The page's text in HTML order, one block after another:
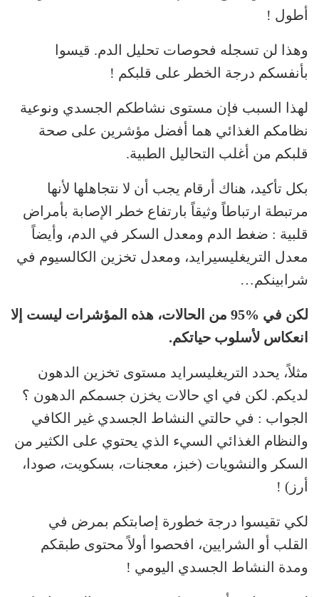
أطول !
وهذا لن تسجله فحوصات تحليل الدم. قيسوا
بأنفسكم درجة الخطر على قلبكم !
لهذا السبب فإن مستوى نشاطكم الجسدي ونوعية
نظامكم الغذائي هما أفضل مؤشرين على صحة
قلبكم من أغلب التحاليل الطبية.
بكل تأكيد، هناك أرقام يجب أن لا نتجاهلها لأنها
مرتبطة ارتباطاً وثيقاً بارتفاع خطر الإصابة بأمراض
قلبية : ضغط الدم ومعدل السكر في الدم، وأيضاً
معدل التريغليسيرايد، ومعدل تخزين الكالسيوم في
شرابينكم…
لكن في %95 من الحالات، هذه المؤشرات ليست إلا
انعكاس لأسلوب حياتكم.
مثلاً، يحدد التريغليسرايد مستوى تخزين الدهون
لديكم. لكن في اي حالات يخزن جسمكم الدهون ؟
الجواب : في حالتي النشاط الجسدي غير الكافي
والنظام الغذائي السيء الذي يحتوي على الكثير من
السكر والنشويات (خبز، معجنات، بسكويت، صودا،
أرز) !
لكي تقيسوا درجة خطورة إصابتكم بمرض في
القلب أو الشرايين، افحصوا أولاً محتوى طبقكم
ومدة النشاط الجسدي اليومي !